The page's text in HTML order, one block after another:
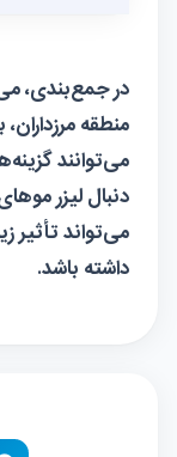
منطقه
می‌توانند
دنبال لیزر
می‌تواند تأثیر
داشته باشد.